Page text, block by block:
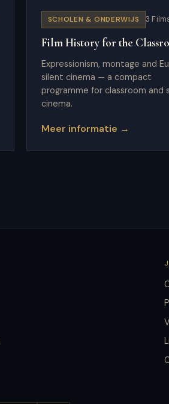
SCHOLEN & ONDERWIJS 3
Film History for the
Expressionism, montage and
silent cinema — a compact
programme for classroom and
cinema.
Meer informatie →